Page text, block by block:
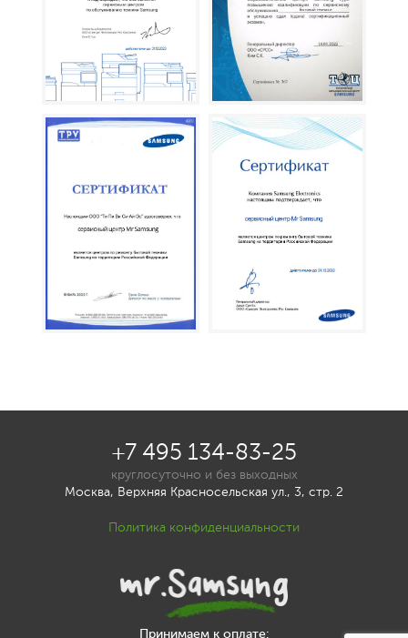
Принимаем к оплате:
+7 495 134-83-25
круглосуточно и без выходных
Москва, Верхняя Красносельская ул., 3, стр. 2
Политика конфиденциальности